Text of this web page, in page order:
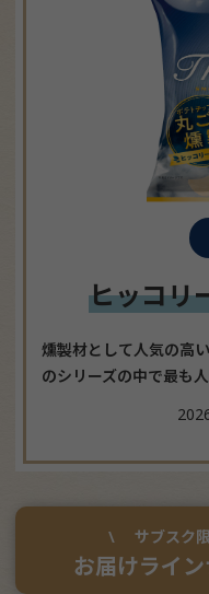
ヒッコリ
燻製材として人気の高
のシリーズの中で最も
サブスク
お届けライ